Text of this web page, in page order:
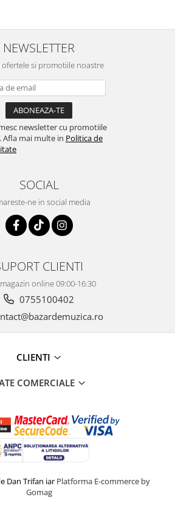
NEWSLETTER
ofertele si promotiile noastre
newsletter cu promotiile
Afla mai multe in Politica de
SOCIAL
ne in social media
CLIENTI
online 09:00-16:30
0755100402
CLIENTI
COMERCIALE
Dan Trifan iar Platforma E-commerce by
Gomag